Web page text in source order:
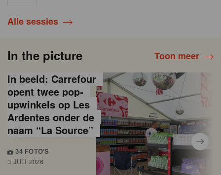
Alle sessies
In the picture Toon meer
In beeld: Carrefour
opent twee pop-
upwinkels op Les
Ardentes onder de
naam “La Source”
34 FOTO'S
3 JULI 2026